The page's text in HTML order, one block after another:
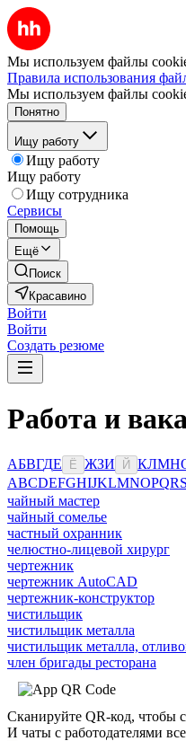
Мы используем файлы
Правила использования
Мы используем файлы
Понятно
Ищу работу
Ищу работу
Ищу работу
Ищу сотрудника
Сервисы
Помощь
Ещё
Поиск
Красавино
Войти
Войти
Создать резюме
Работа и
АБВГДЕ Ё ЖЗИ Й КЛМН
ABCDEFGHIJKLMNOPQRS
чайный мастер
чайный сомелье
частный охранник
челюстно-лицевой хирург
чертежник
чертежник AutoCAD
чертежник-конструктор
чистильщик
чистильщик металла
чистильщик металла,
член бригады ресторана
Сканируйте QR-код, чтобы
И чаты с работодателями